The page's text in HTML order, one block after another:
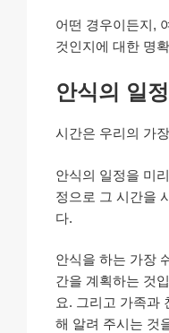
어떤 경우이든지,
것인지에 대한 명
안식의 일
시간은 우리의 가
안식의 일정을 미
정으로 그 시간을
다.
안식을 하는 가장
간을 계획하는 것
요. 그리고 가족과
해 알려 주시는 것